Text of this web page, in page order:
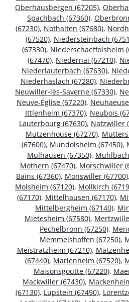
Oberhausbergen (67205),
Spachbach (67360),
(67230), Nothalten (67680),
(67520), Niedersteinbach
(67330), Niederschaeffolsheim
(67470), Niedernai (67210),
Niederlauterbach (67630),
Niederhaslach (67280),
Neuwiller-lès-Saverne (67330),
Neuve-Église (67220),
Ittlenheim (67370), Neubois
Lauterbourg (67630), Natzwiller
Mutzenhouse (67270),
(67600), Mundolsheim (67450),
Mulhausen (67350),
Mothern (67470), Morschwiller
Bains (67360), Monswiller (67700),
Molsheim (67120), Mollkirch
(67170), Mittelhausen (67170),
Mittelbergheim (67140),
Mietesheim (67580),
Pechelbronn (67250),
Memmelshoffen (67250),
Meistratzheim (67210),
(67440), Marlenheim (67520),
Maisonsgoutte (67220),
Mackwiller (67430),
(67130), Lupstein (67490),